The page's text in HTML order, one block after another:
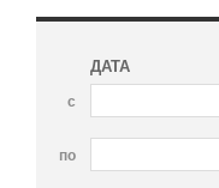
ДАТА
с
по